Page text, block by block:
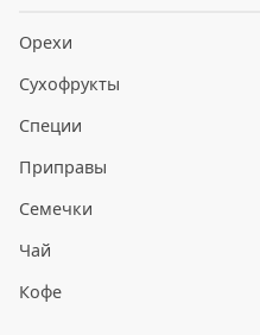
Орехи
Сухофрукты
Специи
Приправы
Семечки
Чай
Кофе